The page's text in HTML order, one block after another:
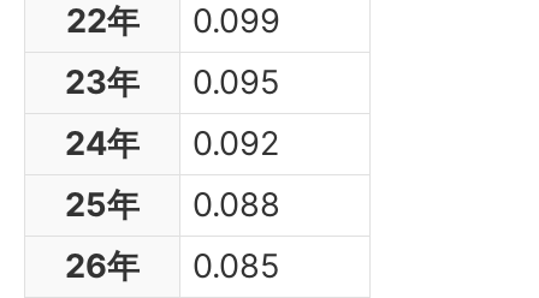
22年
0.099
23年
0.095
24年
0.092
25年
0.088
26年
0.085